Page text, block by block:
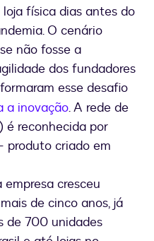
física dias antes do
O cenário
não fosse a
dos fundadores
una nueva pestaña
esse desafio
a inovação. A rede de
é reconhecida por
produto criado em
empresa cresceu
de cinco anos, já
de 700 unidades